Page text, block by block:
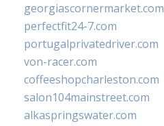
georgiascornermarket.com
perfectfit24-7.com
portugalprivatedriver.com
von-racer.com
coffeeshopcharleston.com
salon104mainstreet.com
alkaspringswater.com